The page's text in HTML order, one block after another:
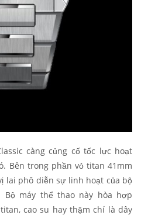
càng củng cố tốc lực hoạt
Bên trong phần vỏ titan 41mm
lai phô diễn sự linh hoạt của bộ
Bộ máy thể thao này hòa hợp
cao su hay thậm chí là dây